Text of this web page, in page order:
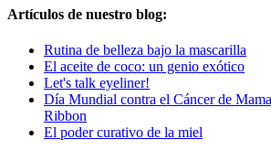
Artículos de nuestro blog:
Rutina de belleza bajo la mascarilla
El aceite de coco: un genio exótico
Let's talk eyeliner!
Día Mundial contra el Cáncer de
Ribbon
El poder curativo de la miel